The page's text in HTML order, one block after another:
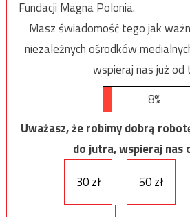
Fundacji Magna Polonia.
Masz świadomość tego jak
niezależnych ośrodków
wspieraj nas już od
8%
Uważasz, że robimy dobrą
do jutra, wspieraj nas
30 zł
50 zł